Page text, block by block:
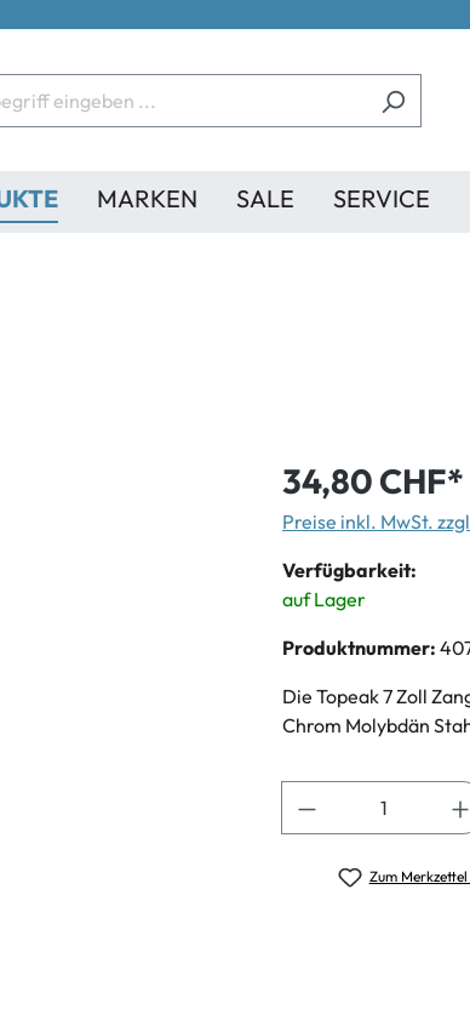
MARKEN SALE SERVICE
34,80 CHF*
Preise inkl. MwSt.
Verfügbarkeit:
auf Lager
Produktnummer:
Die Topeak 7 Zoll
Chrom Molybdän
Zum